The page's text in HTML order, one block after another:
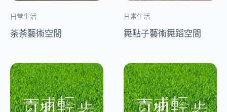
日常生活
荼荼藝術空間
日常生活
舞點子藝術舞蹈空間